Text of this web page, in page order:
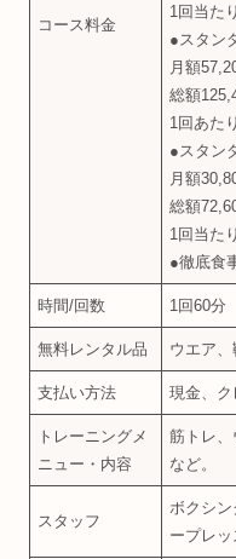
コース料金
1回当た
●スタン
月額
総額
1回あた
●スタン
月額
総額
1回当た
●徹底食
時間/回数 1回60分
無料レンタル品 ウエア
支払い方法 現金、
トレーニングメ
ニュー・内容
筋トレ
など。
スタッフ
ボクシ
ープレ